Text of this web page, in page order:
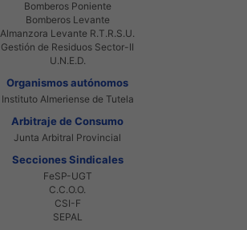
Bomberos Poniente
Bomberos Levante
Almanzora Levante R.T.R.S.U.
Gestión de Residuos Sector-II
U.N.E.D.
Organismos autónomos
Instituto Almeriense de Tutela
Arbitraje de Consumo
Junta Arbitral Provincial
Secciones Sindicales
FeSP-UGT
C.C.O.O.
CSI-F
SEPAL